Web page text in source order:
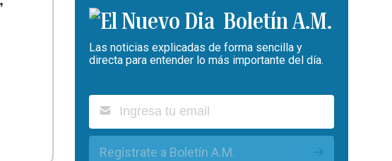
Boletín A.M.
Las noticias explicadas de forma sencilla y
directa para entender lo más importante del día.
Regístrate a Boletín A.M.